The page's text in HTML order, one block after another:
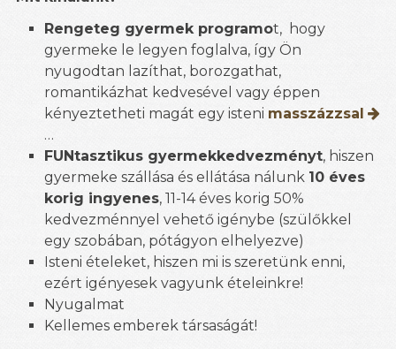
Rengeteg gyermek programot, hogy
gyermeke le legyen foglalva, így Ön
nyugodtan lazíthat, borozgathat,
romantikázhat kedvesével vagy éppen
kényeztetheti magát egy isteni masszázzsal
…
FUNtasztikus gyermekkedvezményt, hiszen
gyermeke szállása és ellátása nálunk 10 éves
korig ingyenes, 11-14 éves korig 50%
kedvezménnyel vehető igénybe (szülőkkel
egy szobában, pótágyon elhelyezve)
Isteni ételeket, hiszen mi is szeretünk enni,
ezért igényesek vagyunk ételeinkre!
Nyugalmat
Kellemes emberek társaságát!